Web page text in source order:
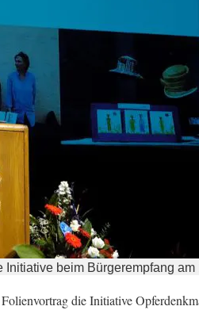
Initiative beim Bürgerempfang am
die Initiative